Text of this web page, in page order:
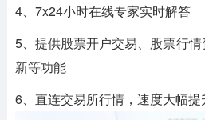
4、7x24小时在线专家实时解答
5、提供股票开户交易、股票行
新等功能
6、直连交易所行情，速度大幅